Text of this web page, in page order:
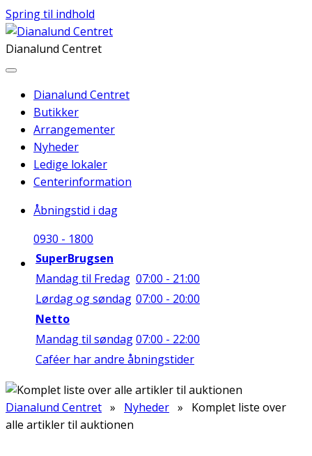
Spring til indhold
Dianalund Centret
Dianalund Centret
Butikker
Arrangementer
Nyheder
Ledige lokaler
Centerinformation
Åbningstid i dag
0930 - 1800
SuperBrugsen
Mandag til Fredag 07:00 - 21:00
Lørdag og søndag 07:00 - 20:00
Netto
Mandag til søndag07:00 - 22:00
Caféer har andre åbningstider
Dianalund Centret » Nyheder » Komplet liste over
alle artikler til auktionen